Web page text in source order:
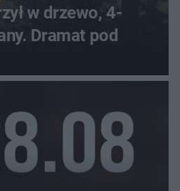
w drzewo, 4-
Dramat pod